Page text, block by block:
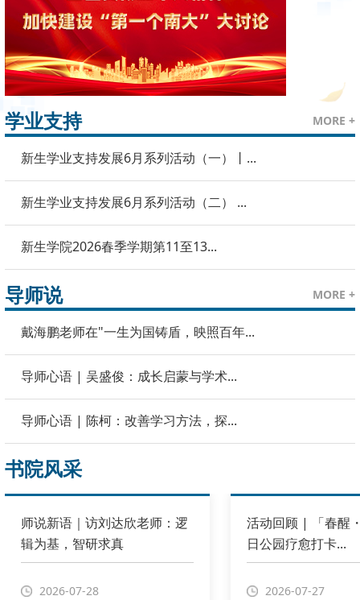
学业支持 MORE +
新生学业支持发展6月系列活动（一）丨...
新生学业支持发展6月系列活动（二） ...
新生学院2026春季学期第11至13...
导师说 MORE +
戴海鹏老师在"一生为国铸盾，映照百年...
导师心语 | 吴盛俊：成长启蒙与学术...
导师心语 | 陈柯：改善学习方法，探...
书院风采
师说新语｜访刘达欣老师：逻
辑为基，智研求真
2026-07-28
活动回顾 | 「春醒
日公园疗愈打卡...
2026-07-27